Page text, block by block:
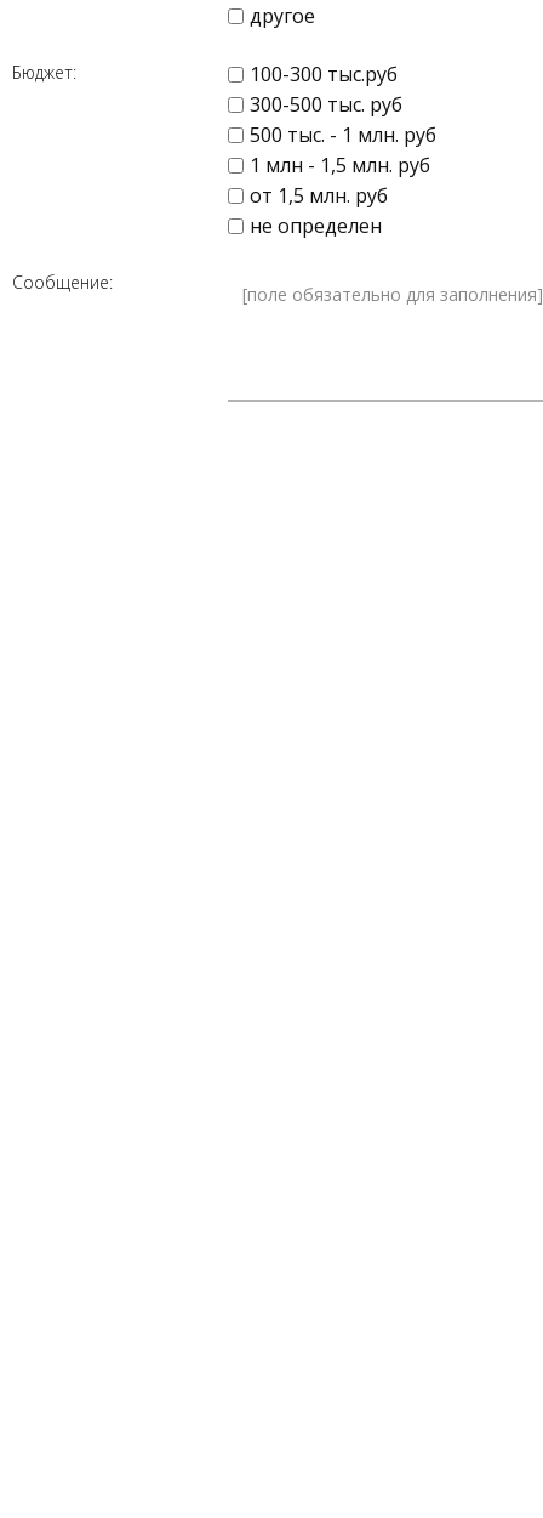
другое
Бюджет:
100-300 тыс.руб
300-500 тыс. руб
500 тыс. - 1 млн. руб
1 млн - 1,5 млн. руб
от 1,5 млн. руб
не определен
Сообщение: